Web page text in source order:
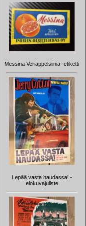
Messina Veriappelsiinia -etiketti
Lepää vasta haudassa! -
elokuvajuliste